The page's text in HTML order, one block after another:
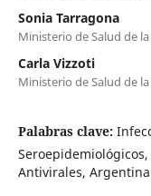
Sonia Tarragona
Ministerio de Salud de
Carla Vizzoti
Ministerio de Salud de
Palabras clave:
Antivirales, Argentina